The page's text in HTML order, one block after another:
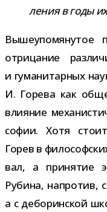
ле­ния в годы
Вышеупомянутое
отри­ца­ние
и гума­ни­тар­ных
И. Горева как
вли­я­ние
со­фии. Хотя
Горев в
вал, а при­ня­тие
Рубина, напро­тив,
а с дебо­рин­ской